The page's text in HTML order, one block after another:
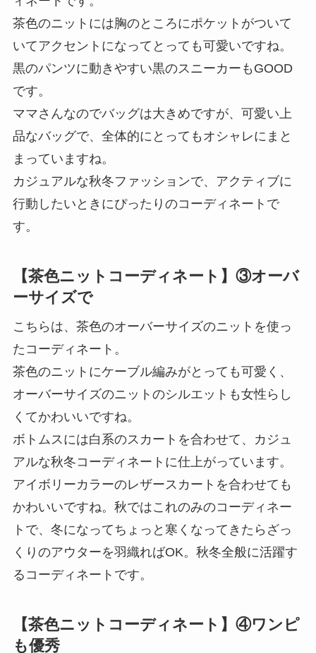
茶色のニットには胸のところにポケットがついて
いてアクセントになってとっても可愛いですね。
黒のパンツに動きやすい黒のスニーカーもGOOD
です。
ママさんなのでバッグは大きめですが、可愛い上
品なバッグで、全体的にとってもオシャレにまと
まっていますね。
カジュアルな秋冬ファッションで、アクティブに
行動したいときにぴったりのコーディネートで
す。
【茶色ニットコーディネート】③オーバ
ーサイズで
こちらは、茶色のオーバーサイズのニットを使っ
たコーディネート。
茶色のニットにケーブル編みがとっても可愛く、
オーバーサイズのニットのシルエットも女性らし
くてかわいいですね。
ボトムスには白系のスカートを合わせて、カジュ
アルな秋冬コーディネートに仕上がっています。
アイボリーカラーのレザースカートを合わせても
かわいいですね。秋ではこれのみのコーディネー
トで、冬になってちょっと寒くなってきたらざっ
くりのアウターを羽織ればOK。秋冬全般に活躍す
るコーディネートです。
【茶色ニットコーディネート】④ワンピ
も優秀